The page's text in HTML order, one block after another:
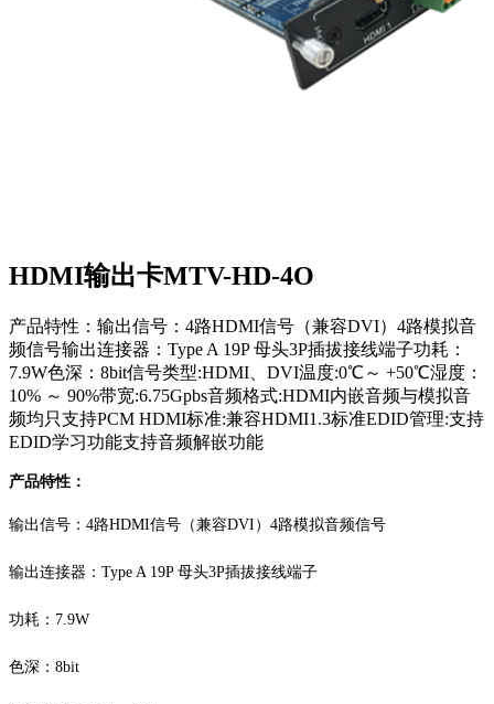
HDMI输出卡MTV-HD-4O
产品特性：输出信号：4路HDMI信号（兼容DVI）4路模拟音
频信号输出连接器：Type A 19P 母头3P插拔接线端子功耗：
7.9W色深：8bit信号类型:HDMI、DVI温度:0℃～ +50℃湿度：
10% ～ 90%带宽:6.75Gpbs音频格式:HDMI内嵌音频与模拟音
频均只支持PCM HDMI标准:兼容HDMI1.3标准EDID管理:支持
EDID学习功能支持音频解嵌功能
产品特性：
输出信号： 4路HDMI信号（兼容DVI）4路模拟音频信号
输出连接器： Type A 19P 母头3P插拔接线端子
功耗： 7.9W
色深： 8bit